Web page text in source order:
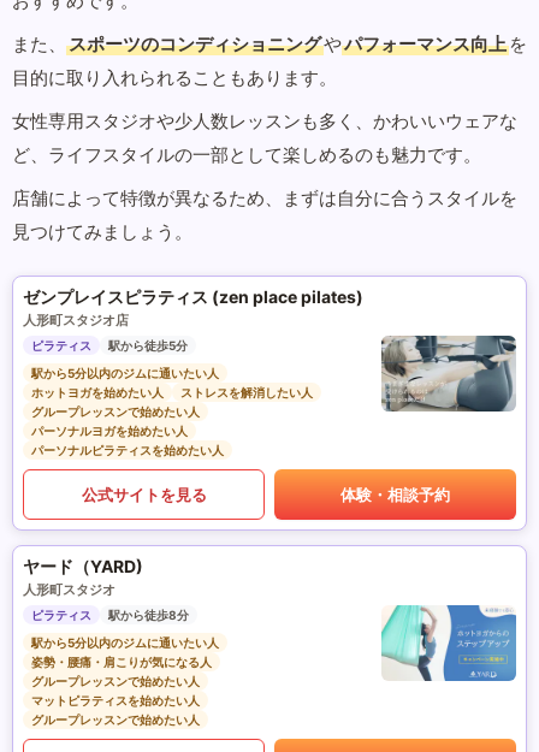
また、
スポーツのコンディショニングやパフォーマンス向上 を
目的に取り入れられることもあります。
女性専用スタジオや少人数レッスンも多く、かわいいウェアな
ど、ライフスタイルの一部として楽しめるのも魅力です。
店舗によって特徴が異なるため、まずは自分に合うスタイルを
見つけてみましょう。
ゼンプレイスピラティス (zen place pilates)
人形町スタジオ店
ピラティス
駅から徒歩5分
駅から5分以内のジムに通いたい人
ホットヨガを始めたい人
ストレスを解消したい人
グループレッスンで始めたい人
パーソナルヨガを始めたい人
パーソナルピラティスを始めたい人
公式サイトを見る 体験・相談予約
ヤード（YARD)
人形町スタジオ
ピラティス
駅から徒歩8分
駅から5分以内のジムに通いたい人
姿勢・腰痛・肩こりが気になる人
グループレッスンで始めたい人
マットピラティスを始めたい人
グループレッスンで始めたい人